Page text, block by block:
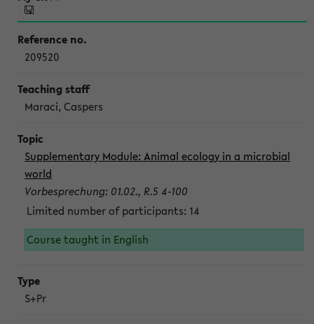
209520
Maraci, Caspers
Supplementary Module: Animal ecology in a microbial
world
Vorbesprechung: 01.02., R.5 4-100
Limited number of participants: 14
Course taught in English
S+Pr